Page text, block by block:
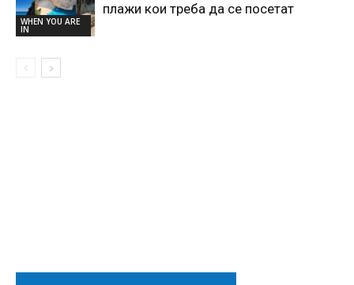
WHEN YOU ARE
IN
плажи кои треба да се посетат